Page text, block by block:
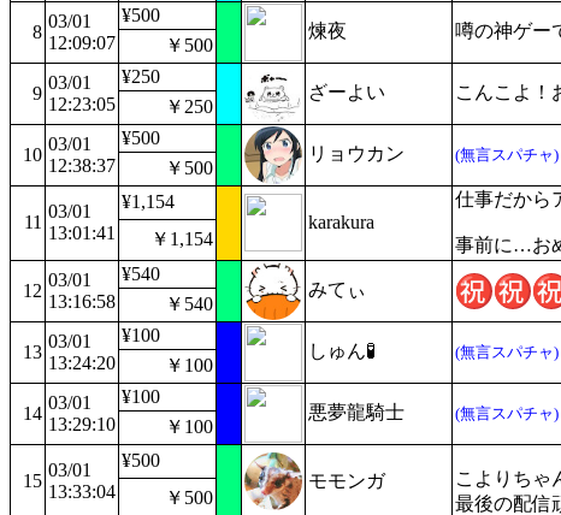
8
03/01
12:09:07
¥500
煉夜 噂の神ゲー
￥500
9
03/01
12:23:05
¥250
ざーよい こんこよ！
￥250
10
03/01
12:38:37
¥500
リョウカン (無言スパチャ)
￥500
11
03/01
13:01:41
¥1,154
karakura
仕事だから
事前に…お
￥1,154
12
03/01
13:16:58
¥540
みてぃ
￥540
13
03/01
13:24:20
¥100
しゅん🧪 (無言スパチャ)
￥100
14
03/01
13:29:10
¥100
悪夢龍騎士 (無言スパチャ)
￥100
15
03/01
13:33:04
¥500
モモンガ
こよりちゃ
最後の配信
￥500